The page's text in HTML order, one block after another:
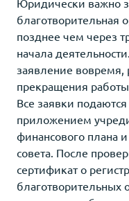
благотворительная
позднее чем через
начала
заявление вовремя,
прекращения
Все заявки
приложением
финансового плана
совета. После
сертификат о
благотворительных